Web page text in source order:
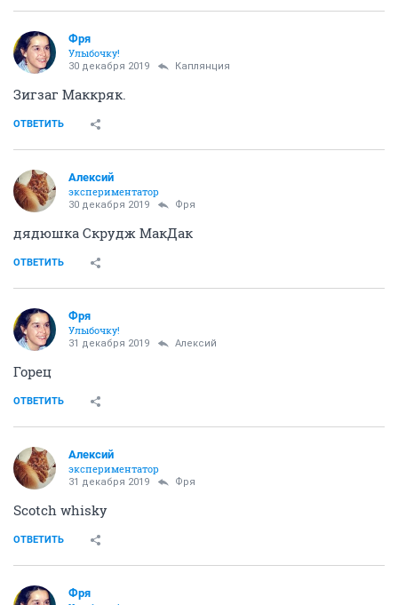
Фря
Улыбочку!
30 декабря 2019 Каплянция
Зигзаг Маккряк.
ОТВЕТИТЬ
Алексий
экспериментатор
30 декабря 2019 Фря
дядюшка Скрудж МакДак
ОТВЕТИТЬ
Фря
Улыбочку!
31 декабря 2019 Алексий
Горец
ОТВЕТИТЬ
Алексий
экспериментатор
31 декабря 2019 Фря
Scotch whisky
ОТВЕТИТЬ
Фря